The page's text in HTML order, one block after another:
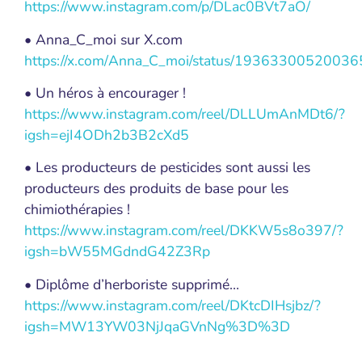
https://www.instagram.com/p/DLac0BVt7aO/
• Anna_C_moi sur X.com
https://x.com/Anna_C_moi/status/
• Un héros à encourager !
https://www.instagram.com/reel/DLLUmAnMDt6/?
igsh=ejI4ODh2b3B2cXd5
• Les producteurs de pesticides sont aussi les
producteurs des produits de base pour les
chimiothérapies !
https://www.instagram.com/reel/DKKW5s8o397/?
igsh=bW55MGdndG42Z3Rp
• Diplôme d’herboriste supprimé…
https://www.instagram.com/reel/DKtcDIHsjbz/?
igsh=MW13YW03NjJqaGVnNg%3D%3D